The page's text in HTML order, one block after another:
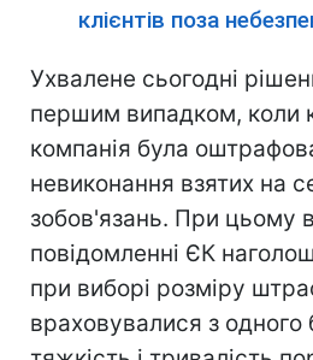
клієнтів поза
Ухвалене сьогодні
першим випадком, коли
компанія була
невиконання взятих на
зобов'язань. При цьому в
повідомленні ЄК
при виборі розміру
враховувалися з одного